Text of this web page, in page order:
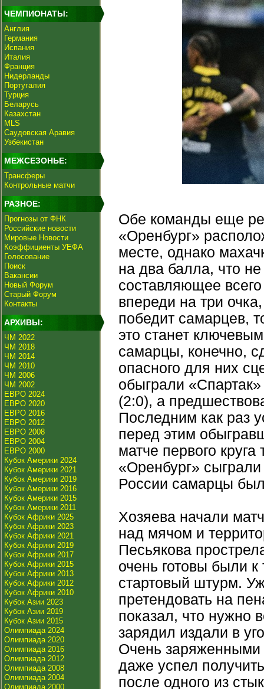
ЧЕМПИОНАТЫ:
Англия
Германия
Испания
Италия
Франция
Нидерланды
Португалия
Турция
Беларусь
Казахстан
MLS
Саудовская Аравия
Узбекистан
МЕЖСЕЗОНЬЕ:
Трансферы
Контрольные матчи
РАЗНОЕ:
Прогнозы от ФНК
Российские новости
Мировые Новости
Коэффициенты УЕФА
Голосование
Поиск
Вакансии
Новый Форум
Старый Форум
Контакты
АРХИВЫ:
ЧМ 2022
ЧМ 2018
ЧМ 2014
ЧМ 2010
ЧМ 2006
ЧМ 2002
ЕВРО 2024
ЕВРО 2020
ЕВРО 2016
ЕВРО 2012
ЕВРО 2008
ЕВРО 2004
ЕВРО 2000
Кубок Америки 2024
Кубок Америки 2021
Кубок Америки 2019
Кубок Америки 2016
Кубок Америки 2015
Кубок Америки 2011
Кубок Африки 2025
Кубок Африки 2023
Кубок Африки 2021
Кубок Африки 2019
Кубок Африки 2017
Кубок Африки 2015
Кубок Африки 2013
Кубок Африки 2012
Кубок Африки 2010
Кубок Азии 2023
Кубок Азии 2019
Кубок Азии 2015
Олимпиада 2024
Олимпиада 2020
Олимпиада 2016
Олимпиада 2012
Олимпиада 2008
Олимпиада 2004
Олимпиада 2000
Обе команды еще
«Оренбург»
месте, однако
на два балла, что не
составляющее
впереди на три
победит самарцев,
это станет
самарцы, конечно,
опасного для них
обыграли
(2:0), а
Последним как раз
перед этим
матче первого
«Оренбург»
России самарцы
Хозяева начали
над мячом и
Песьякова
очень готовы были
стартовый штурм.
претендовать на
показал, что нужно
зарядил издали в
Очень заряженными
даже успел
после одного из